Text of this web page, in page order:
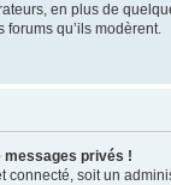
en plus de
qu’ils modèrent.
messages privés !
connecté, soit un